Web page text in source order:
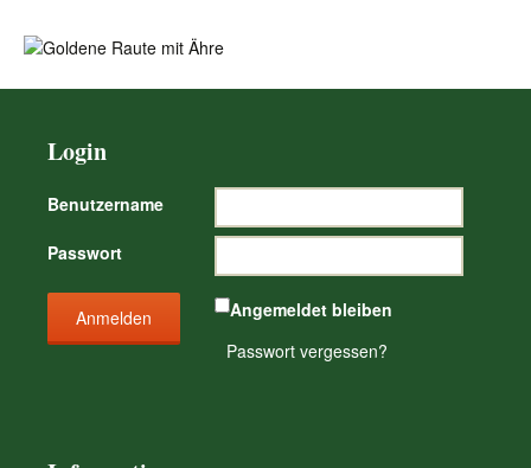
Login
Benutzername
Passwort
Angemeldet bleiben
Passwort vergessen?